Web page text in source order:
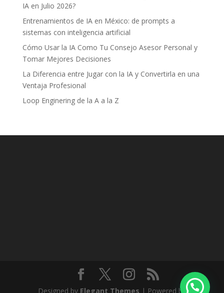
IA en Julio 2026?
Entrenamientos de IA en México: de prompts a
sistemas con inteligencia artificial
Cómo Usar la IA Como Tu Consejo Asesor Personal y
Tomar Mejores Decisiones
La Diferencia entre Jugar con la IA y Convertirla en una
Ventaja Profesional
Loop Enginering de la A a la Z
Designed by Elegant Themes | Powered by